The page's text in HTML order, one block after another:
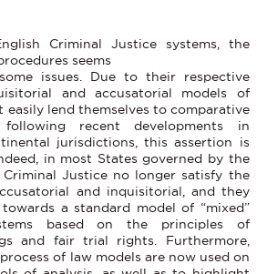
Criminal Justice systems, the
seems
issues. Due to their respective
and accusatorial models of
easily lend themselves to comparative
following recent developments in
jurisdictions, this assertion is
in most States governed by the
Justice no longer satisfy the
and inquisitorial, and they
a standard model of “mixed”
based on the principles of
and fair trial rights. Furthermore,
of law models are now used on